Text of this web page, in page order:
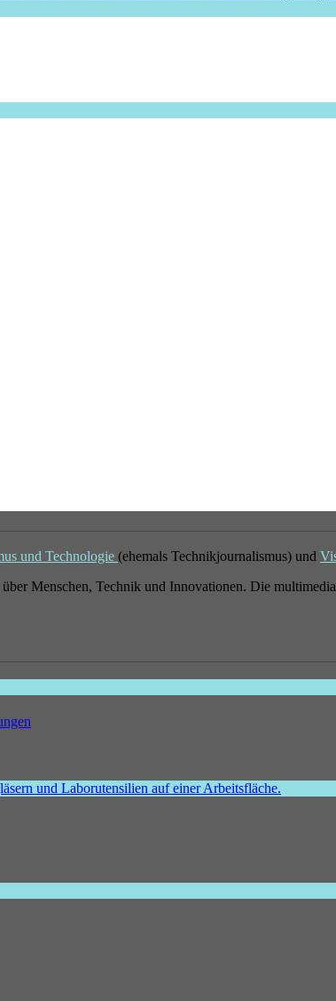
und Technologie (ehemals Technikjournalismus) und
Menschen, Technik und Innovationen. Die